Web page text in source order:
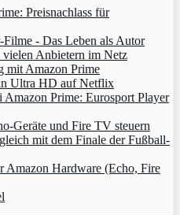
Preisnachlass für
- Das Leben als Autor
Anbietern im Netz
mit Amazon Prime
Ultra HD auf Netflix
Prime: Eurosport Player
Geräte und Fire TV steuern
mit dem Finale der Fußball-
Amazon Hardware (Echo, Fire